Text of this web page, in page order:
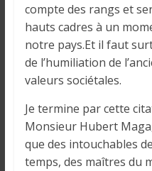
compte des rangs et
hauts cadres à un
notre pays.Et il faut
de l’humiliation de
valeurs sociétales.
Je termine par cette
Monsieur Hubert
que des intouchables
temps, des maîtres du